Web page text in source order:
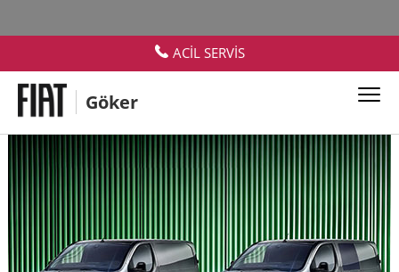
ACİL SERVİS
Göker